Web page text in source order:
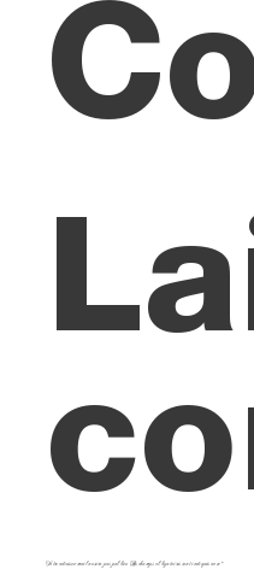
Votre adresse e-mail ne sera pas publiée. Les champs obligatoires sont indiqués avec*